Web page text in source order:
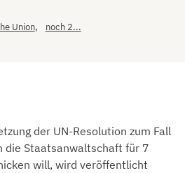
Union, noch 2...
der UN-Resolution zum Fall
die Staatsanwaltschaft für 7
will, wird veröffentlicht